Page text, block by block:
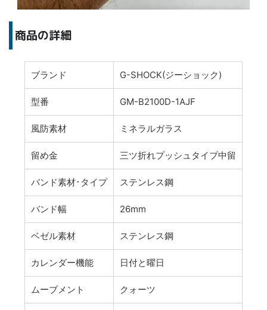
商品の詳細
ブランド G-SHOCK(ジーショック)
型番 GM-B2100D-1AJF
風防素材 ミネラルガラス
留め金 三ツ折れプッシュタイプ中留
バンド素材･タイプ ステンレス鋼
バンド幅 26mm
ベゼル素材 ステンレス鋼
カレンダー機能 日付と曜日
ムーブメント クォーツ